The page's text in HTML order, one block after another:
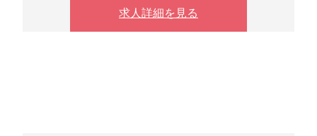
※経験・スキルにより優遇します。
※研修期間中も同給与
求人詳細を見る